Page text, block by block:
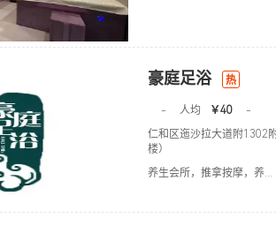
豪庭足浴 热
- 人均 ￥40
-
仁和区迤沙拉大道附1302
楼）
养生会所，推拿按摩，养...